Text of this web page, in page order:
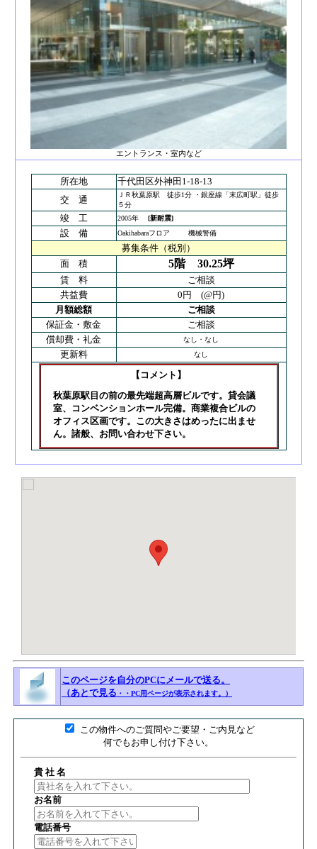
エントランス・室内など
所在地
千代田区外神田1-18-13
交 通
ＪＲ秋葉原駅 徒歩1分 ・銀座線「末広町駅」徒歩
５分
竣 工 2005年 [新耐震]
設 備 Oakihabaraフロア 機械警備
募集条件（税別）
面 積
5階 30.25坪
賃 料
ご相談
共益費
0円 (@円)
月額総額
ご相談
保証金・敷金
ご相談
償却費・礼金
なし・なし
更新料 なし
【コメント】
秋葉原駅目の前の最先端超高層ビルです。貸会議
室、コンベンションホール完備。商業複合ビルの
オフィス区画です。この大きさはめったに出ませ
ん。諸般、お問い合わせ下さい。
このページを自分のPCにメールで送る。
（あとで見る ・・PC用ページが表示されます。）
この物件へのご質問やご要望・ご内見など
何でもお申し付け下さい。
貴 社 名
お名前
電話番号